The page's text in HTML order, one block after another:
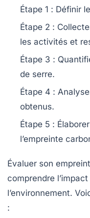
Étape 1 : Définir
Étape 2 :
les activités et
Étape 3 :
de serre.
Étape 4 :
obtenus.
Étape 5 :
l’empreinte
Évaluer son
comprendre
l’environnement.
: